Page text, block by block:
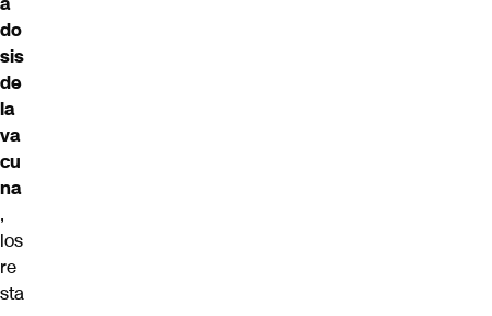
do
sis
de
la
va
cu
na
,
los
re
sta